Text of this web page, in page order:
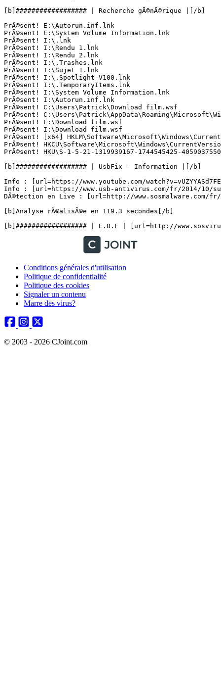
[b]################## | Recherche gÃ©nÃ©rique |[/b]
PrÃ©sent! E:\Autorun.inf.lnk
PrÃ©sent! E:\System Volume Information.lnk
PrÃ©sent! I:\.lnk
PrÃ©sent! I:\Rendu 1.lnk
PrÃ©sent! I:\Rendu 2.lnk
PrÃ©sent! I:\.Trashes.lnk
PrÃ©sent! I:\Sujet 1.lnk
PrÃ©sent! I:\.Spotlight-V100.lnk
PrÃ©sent! I:\.TemporaryItems.lnk
PrÃ©sent! I:\System Volume Information.lnk
PrÃ©sent! I:\Autorun.inf.lnk
PrÃ©sent! C:\Users\Patrick\Download film.wsf
PrÃ©sent!
PrÃ©sent! E:\Download film.wsf
PrÃ©sent! I:\Download film.wsf
PrÃ©sent! [x64]
PrÃ©sent!
PrÃ©sent! HKU\S-1-5-21-1319939167-1744545425-
[b]################## | UsbFix - Information |[/b]
Info : [url=https://www.youtube.com/
Info : [url=https://www.usb-antivirus.com/fr/2014/10/
DÃ©tection en Live : [url=http://
[b]Analyse rÃ©alisÃ©e en 119.3 secondes[/b]
Conditions générales d'utilisation
Politique de confidentialité
Politique des cookies
Signaler un contenu
Marre des virus?
© 2003 - 2026 CJoint.com